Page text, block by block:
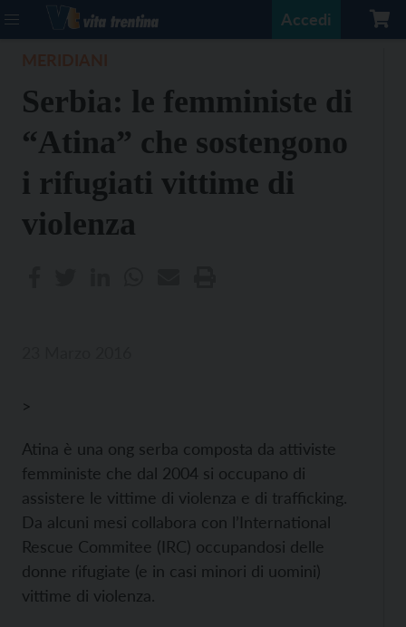
Accedi
Serbia: le femministe di
“Atina” che sostengono
i rifugiati vittime di
violenza
>
Atina è una ong serba composta da attiviste
femministe che dal 2004 si occupano di
assistere le vittime di violenza e di trafficking.
Da alcuni mesi collabora con l’International
Rescue Commitee (IRC) occupandosi delle
donne rifugiate (e in casi minori di uomini)
vittime di violenza.